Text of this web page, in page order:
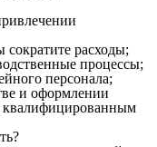
сократите расходы;
процессы;
персонала;
и оформлении
квалифицированным